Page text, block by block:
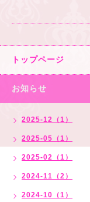
トップページ
お知らせ
2025-12（1）
2025-05（1）
2025-02（1）
2024-11（2）
2024-10（1）